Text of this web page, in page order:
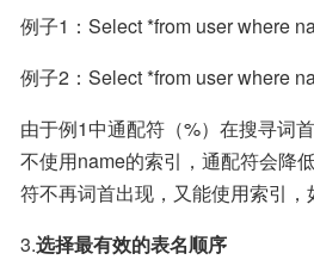
例子1：Select *from user where
例子2：Select *from user where
由于例1中通配符（%）在搜寻词
不使用name的索引，通配符会降
符不再词首出现，又能使用索引，
3.选择最有效的表名顺序